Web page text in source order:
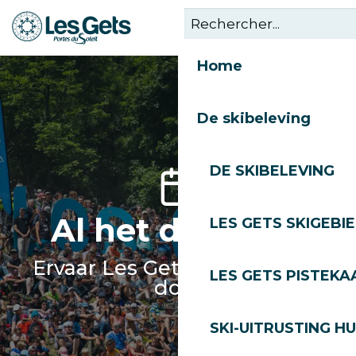
Aller
au
principal
Home
De skibeleving
DE SKIBELEVING
LES GETS
LES GETS
SKI-UITRUSTING
Al het dagboek
Ervaar Les Gets het hele jaar
door